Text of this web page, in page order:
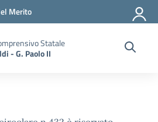
Merito
Statale
- G. Paolo II